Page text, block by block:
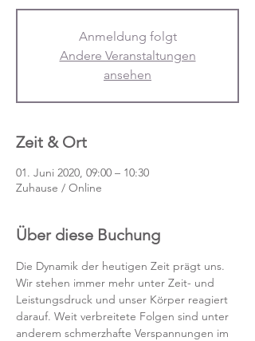
Anmeldung folgt
Andere Veranstaltungen
ansehen
Zeit & Ort
01. Juni 2020, 09:00 – 10:30
Zuhause / Online
Über diese Buchung
Die Dynamik der heutigen Zeit prägt uns.
Wir stehen immer mehr unter Zeit- und
Leistungsdruck und unser Körper reagiert
darauf. Weit verbreitete Folgen sind unter
anderem schmerzhafte Verspannungen im